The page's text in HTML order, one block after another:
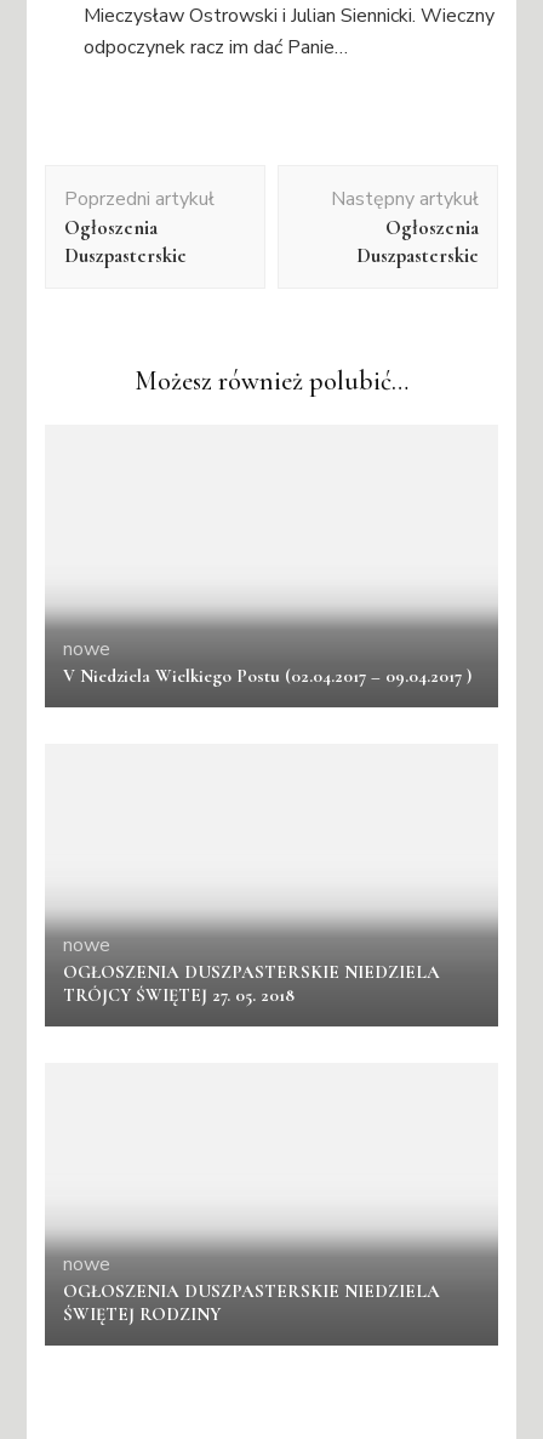
Mieczysław Ostrowski i Julian Siennicki. Wieczny
odpoczynek racz im dać Panie…
wpisu
Poprzedni artykuł
Ogłoszenia
Duszpasterskie
Następny artykuł
Ogłoszenia
Duszpasterskie
Możesz również polubić…
nowe
V Niedziela Wielkiego Postu (02.04.2017 – 09.04.2017 )
nowe
OGŁOSZENIA DUSZPASTERSKIE NIEDZIELA
TRÓJCY ŚWIĘTEJ 27. 05. 2018
nowe
OGŁOSZENIA DUSZPASTERSKIE NIEDZIELA
ŚWIĘTEJ RODZINY